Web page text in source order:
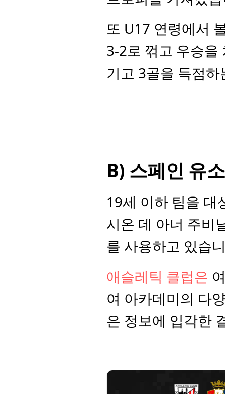
또 U17 연령에서
3-2로 꺾고 우승을
기고 3골을 득점
B) 스페인 유
19세 이하 팀을 대
시온 데 아너 주비
를 사용하고 있습
애슬레틱 클럽은
여 아카데미의 다
은 정보에 입각한